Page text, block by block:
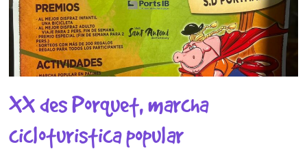
XX des Porquet, marcha
cicloturistica popular